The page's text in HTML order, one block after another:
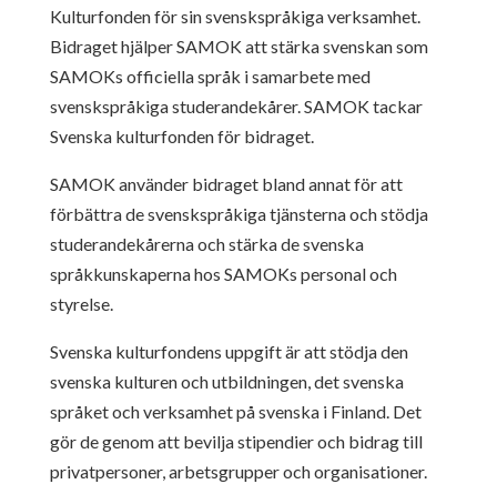
Kulturfonden för sin svenskspråkiga verksamhet.
Bidraget hjälper SAMOK att stärka svenskan som
SAMOKs officiella språk i samarbete med
svenskspråkiga studerandekårer. SAMOK tackar
Svenska kulturfonden för bidraget.
SAMOK använder bidraget bland annat för att
förbättra de svenskspråkiga tjänsterna och stödja
studerandekårerna och stärka de svenska
språkkunskaperna hos SAMOKs personal och
styrelse.
Svenska kulturfondens uppgift är att stödja den
svenska kulturen och utbildningen, det svenska
språket och verksamhet på svenska i Finland. Det
gör de genom att bevilja stipendier och bidrag till
privatpersoner, arbetsgrupper och organisationer.